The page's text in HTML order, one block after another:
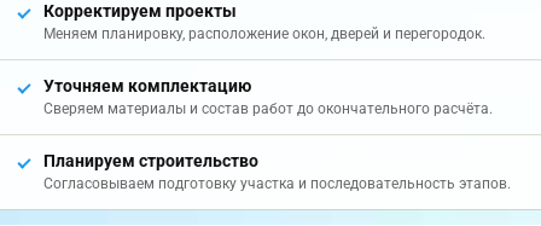
Корректируем проекты
Меняем планировку, расположение окон, дверей и перегородок.
Уточняем комплектацию
Сверяем материалы и состав работ до окончательного расчёта.
Планируем строительство
Согласовываем подготовку участка и последовательность этапов.